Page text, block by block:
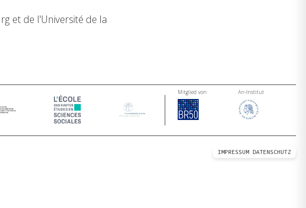
et de l'Université de la
Mitglied von An-Institut
IMPRESSUM DATENSCHUTZ